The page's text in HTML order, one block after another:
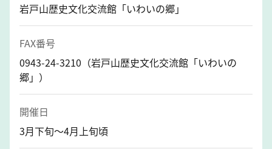
岩戸山歴史文化交流館「いわいの郷」
FAX番号
0943-24-3210（岩戸山歴史文化交流館「いわいの
郷」）
開催日
3月下旬～4月上旬頃